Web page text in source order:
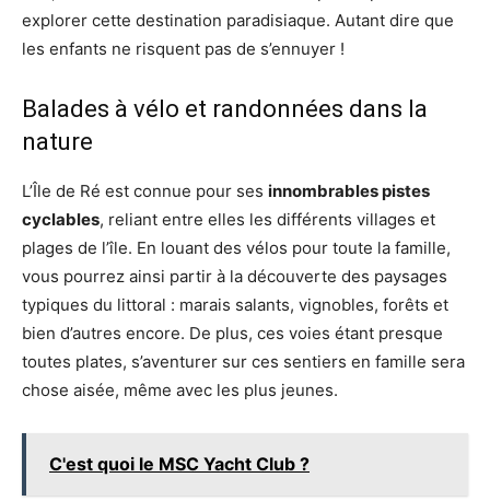
explorer cette destination paradisiaque. Autant dire que
les enfants ne risquent pas de s’ennuyer !
Balades à vélo et randonnées dans la
nature
L’Île de Ré est connue pour ses innombrables pistes
cyclables, reliant entre elles les différents villages et
plages de l’île. En louant des vélos pour toute la famille,
vous pourrez ainsi partir à la découverte des paysages
typiques du littoral : marais salants, vignobles, forêts et
bien d’autres encore. De plus, ces voies étant presque
toutes plates, s’aventurer sur ces sentiers en famille sera
chose aisée, même avec les plus jeunes.
C'est quoi le MSC Yacht Club ?